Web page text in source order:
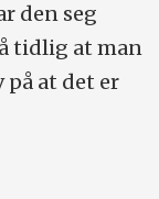
den seg
tidlig at man
at det er